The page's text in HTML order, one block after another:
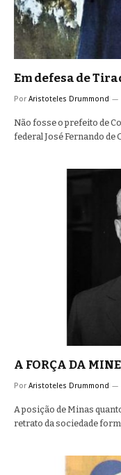
Em defesa de
Por Aristoteles Drummond
Não fosse o prefeito de
federal José Fernando de
A FORÇA DA
Por Aristoteles Drummond
A posição de Minas
retrato da sociedade